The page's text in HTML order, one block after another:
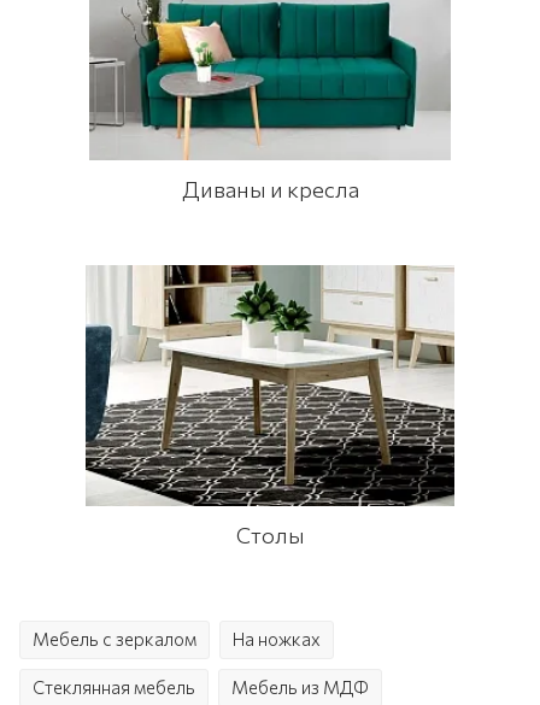
Диваны и кресла
Столы
Мебель с зеркалом На ножках
Стеклянная мебель Мебель из МДФ